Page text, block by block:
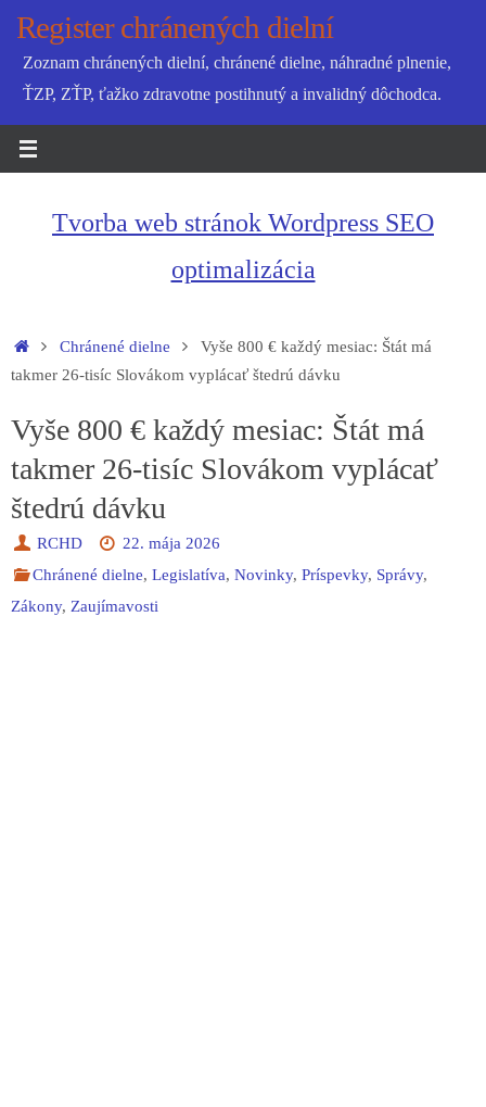
SkipRegister chránených dielní
Zoznam chránených dielní, chránené dielne, náhradné plnenie,
ŤZP, ZŤP, ťažko zdravotne postihnutý a invalidný dôchodca.
Tvorba web stránok Wordpress SEO
optimalizácia
HomeChránené dielne
Vyše 800 € každý mesiac: Štát má
takmer 26-tisíc Slovákom vyplácať štedrú dávku
Vyše 800 € každý mesiac: Štát má
takmer 26-tisíc Slovákom vyplácať
štedrú dávku
RCHD
22. mája 2026
Chránené dielne,Legislatíva,Novinky,Príspevky, Správy,
Zákony, Zaujímavosti